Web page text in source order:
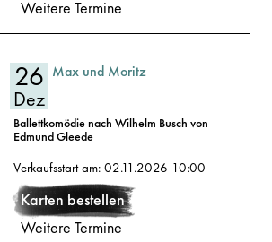
Weitere Termine
26
Dez
Max und Moritz
Ballettkomödie nach Wilhelm Busch von
Edmund Gleede
Verkaufsstart am: 02.11.2026 10:00
Karten bestellen
Weitere Termine